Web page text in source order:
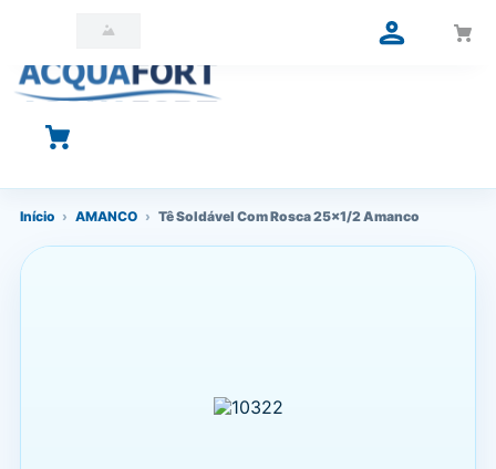
O que você está procurando?
Início › AMANCO › Tê Soldável Com Rosca 25x1/2 Amanco